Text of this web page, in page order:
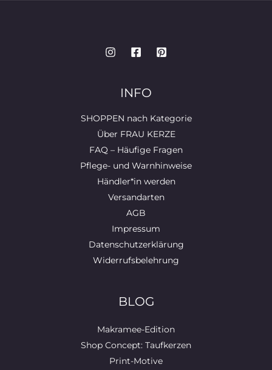
INFO
SHOPPEN nach Kategorie
Über FRAU KERZE
FAQ – Häufige Fragen
Pflege- und Warnhinweise
Händler*in werden
Versandarten
AGB
Impressum
Datenschutzerklärung
Widerrufsbelehrung
BLOG
Makramee-Edition
Shop Concept: Taufkerzen
Print-Motive